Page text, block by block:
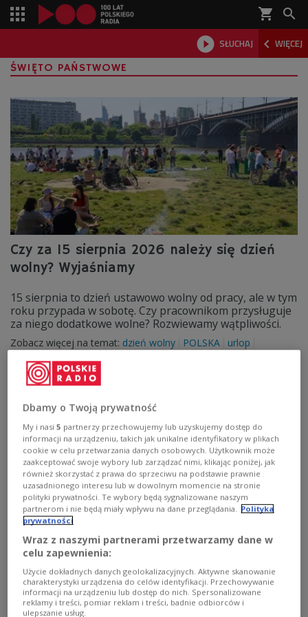
shopping_cart 
 SŁUCHAJ  WIĘCEJ

ŚWIĘTO PAŃSTWOWE
Czy za 15 sierpnia 2026 należy się dzień
wolny? Wyjaśniamy
15 sierpnia to dzień ustawowo wolny od pracy, ale w tym
roku przypada w sobotę. Czy pracownikom przysługuje
za niego dodatkowe wolne? Rozwiewamy wątpliwości.
Zobacz więcej na temat: dzień wolny POLSKA urlop
Oryginały Konstytucji 3 Maja w Archiwum
Głównym Akt Dawnych
Ustawa rządowa uchwalona przez Sejm Czteroletni w
1791 r. przeszła do historii jako Konstytucja 3 Maja.
Dokument zmienił ustrój państwa na monarchię
konstytucyjną.
Dbamy o Twoją prywatność
My i nasi5 partnerzy przechowujemy lub uzyskujemy dostęp do
informacji na urządzeniu, takich jak unikalne identyfikatory w plikach
cookie w celu przetwarzania danych osobowych. Użytkownik może
zaakceptować swoje wybory lub zarządzać nimi, klikając poniżej, jak
również skorzystać z prawa do sprzeciwu na podstawie prawnie
uzasadnionego interesu lub w dowolnym momencie na stronie
polityki prywatności. Te wybory będą sygnalizowane naszym
partnerom i nie będą miały wpływu na dane przeglądania. Polityka
prywatności
Wraz z naszymi partnerami przetwarzamy dane w
celu zapewnienia:
Użycie dokładnych danych geolokalizacyjnych. Aktywne skanowanie
charakterystyki urządzenia do celów identyfikacji. Przechowywanie
informacji na urządzeniu lub dostęp do nich. Spersonalizowane
reklamy i treści, pomiar reklam i treści, badnie odbiorców i
ulepszanie usług.